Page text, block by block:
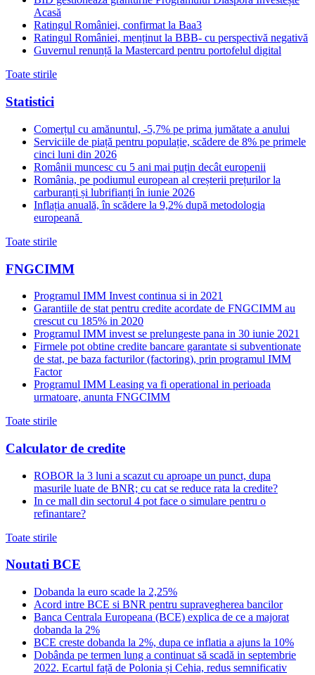
Acasă
Ratingul României, confirmat la Baa3
Ratingul României, menținut la BBB- cu perspectivă negativă
Guvernul renunță la Mastercard pentru portofelul digital
Toate stirile
Statistici
Comerțul cu amănuntul, -5,7% pe prima jumătate a anului
Serviciile de piață pentru populație, scădere de 8% pe primele
cinci luni din 2026
Românii muncesc cu 5 ani mai puțin decât europenii
România, pe podiumul european al creșterii prețurilor la
carburanți și lubrifianți în iunie 2026
Inflația anuală, în scădere la 9,2% după metodologia
europeană
Toate stirile
FNGCIMM
Programul IMM Invest continua si in 2021
Garantiile de stat pentru credite acordate de FNGCIMM au
crescut cu 185% in 2020
Programul IMM invest se prelungeste pana in 30 iunie 2021
Firmele pot obtine credite bancare garantate si subventionate
de stat, pe baza facturilor (factoring), prin programul IMM
Factor
Programul IMM Leasing va fi operational in perioada
urmatoare, anunta FNGCIMM
Toate stirile
Calculator de credite
ROBOR la 3 luni a scazut cu aproape un punct, dupa
masurile luate de BNR; cu cat se reduce rata la credite?
In ce mall din sectorul 4 pot face o simulare pentru o
refinantare?
Toate stirile
Noutati BCE
Dobanda la euro scade la 2,25%
Acord intre BCE si BNR pentru supravegherea bancilor
Banca Centrala Europeana (BCE) explica de ce a majorat
dobanda la 2%
BCE creste dobanda la 2%, dupa ce inflatia a ajuns la 10%
Dobânda pe termen lung a continuat să scadă in septembrie
2022. Ecartul față de Polonia și Cehia, redus semnificativ